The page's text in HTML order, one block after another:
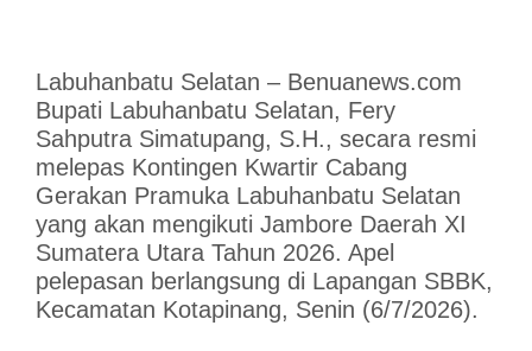
Labuhanbatu Selatan – Benuanews.com
Bupati Labuhanbatu Selatan, Fery
Sahputra Simatupang, S.H., secara resmi
melepas Kontingen Kwartir Cabang
Gerakan Pramuka Labuhanbatu Selatan
yang akan mengikuti Jambore Daerah XI
Sumatera Utara Tahun 2026. Apel
pelepasan berlangsung di Lapangan SBBK,
Kecamatan Kotapinang, Senin (6/7/2026).